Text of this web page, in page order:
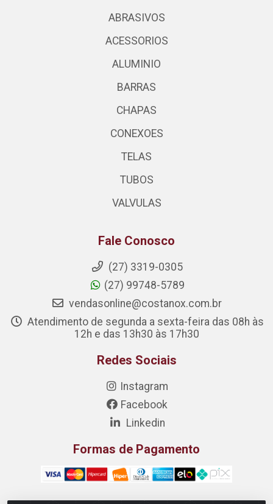
ABRASIVOS
ACESSORIOS
ALUMINIO
BARRAS
CHAPAS
CONEXOES
TELAS
TUBOS
VALVULAS
Fale Conosco
(27) 3319-0305
(27) 99748-5789
vendasonline@costanox.com.br
Atendimento de segunda a sexta-feira das 08h às
12h e das 13h30 às 17h30
Redes Sociais
Instagram
Facebook
Linkedin
Formas de Pagamento